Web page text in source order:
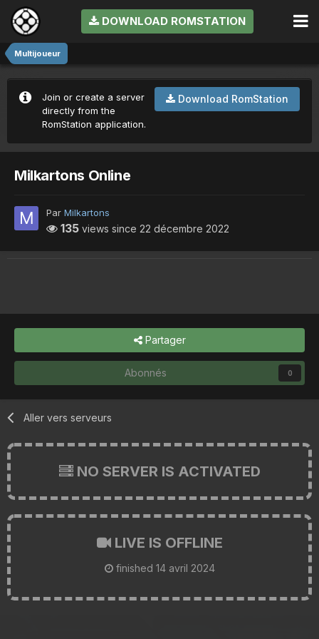
DOWNLOAD ROMSTATION
Multijoueur
Download RomStation
Join or create a server
directly from the
RomStation application.
Milkartons Online
Par Milkartons
135 views since 22 décembre 2022
Partager
Abonnés 0
Aller vers serveurs
NO SERVER IS ACTIVATED
LIVE IS OFFLINE
finished 14 avril 2024